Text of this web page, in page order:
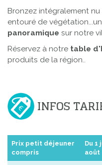
Bronzez intégralement
entouré de
panoramique sur notre
Réservez à notre table
produits de la région..
INFOS
Prix petit déjeuner
compris
Du 1
août